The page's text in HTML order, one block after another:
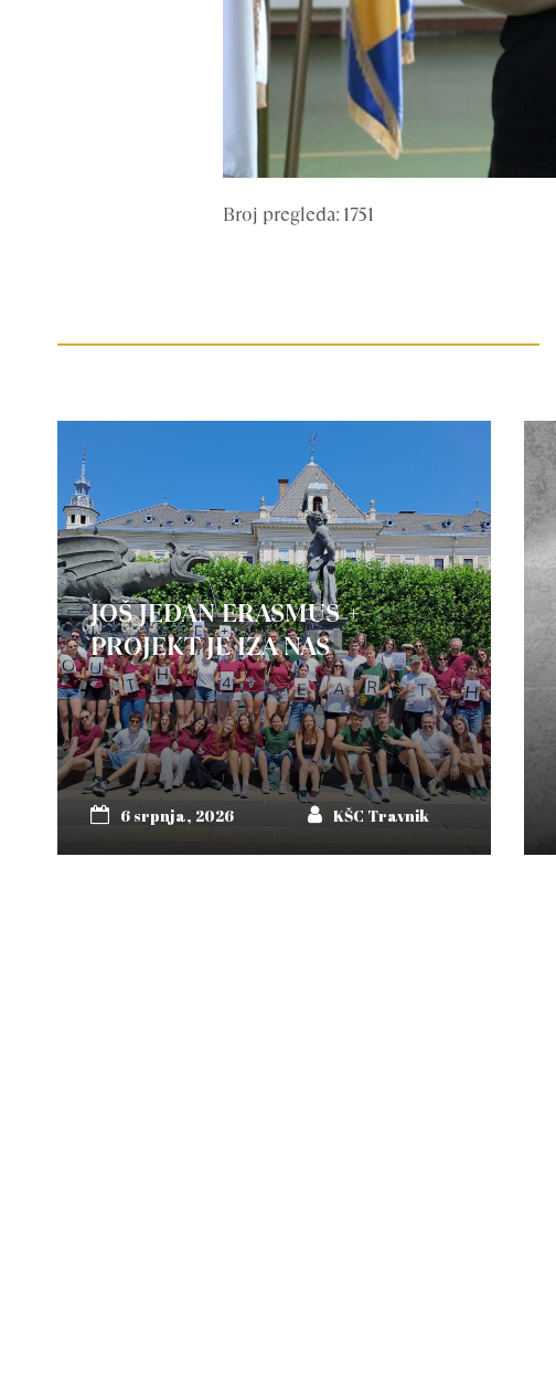
Broj pregleda: 1751
JOŠ JEDAN ERASMUS +
PROJEKT JE IZA NAS
6 srpnja, 2026 KŠC Travnik